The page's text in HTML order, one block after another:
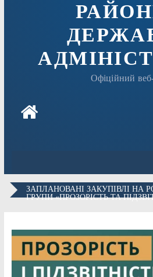
Офіційний
ЗАПЛАНОВАНІ ЗАКУПІВЛІ НА
ГРУПИ «ПРОЗОРІСТЬ ТА